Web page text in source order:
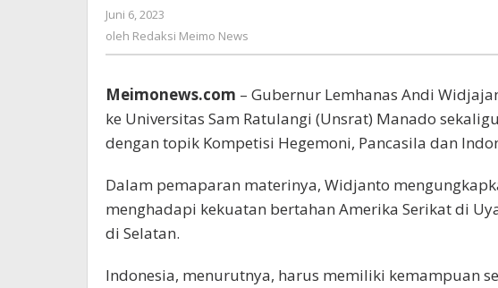
Juni 6, 2023
Redaksi
oleh Redaksi Meimo News
Meimonews.com – Gubernur Lemhanas Andi
ke Universitas Sam Ratulangi (Unsrat) Manado
dengan topik Kompetisi Hegemoni, Pancasila dan
Dalam pemaparan materinya, Widjanto
menghadapi kekuatan bertahan Amerika Serikat di
di Selatan.
Indonesia, menurutnya, harus memiliki kemampuan